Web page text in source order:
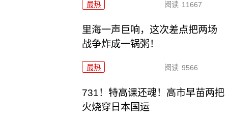
最热 阅读 11667
里海一声巨响，这次差点把两场
战争炸成一锅粥！
最热 阅读 9566
731！特高课还魂！高市早苗两把
火烧穿日本国运